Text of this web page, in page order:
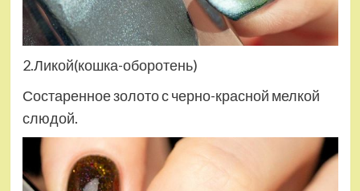
2.Ликой(кошка-оборотень)
Состаренное золото с черно-красной мелкой
слюдой.